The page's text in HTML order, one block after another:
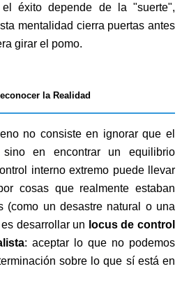
éxito depende de la "suerte",
mentalidad cierra puertas antes
girar el pomo.
la Realidad
no consiste en ignorar que el
sino en encontrar un equilibrio
interno extremo puede llevar
cosas que realmente estaban
(como un desastre natural o una
desarrollar un locus de control
: aceptar lo que no podemos
sobre lo que sí está en